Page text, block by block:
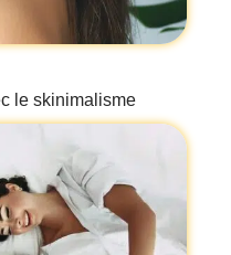
le skinimalisme